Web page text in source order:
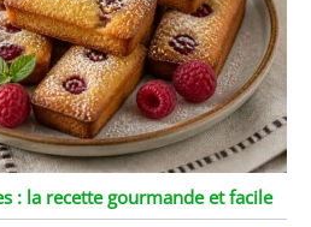
: la recette gourmande et facile